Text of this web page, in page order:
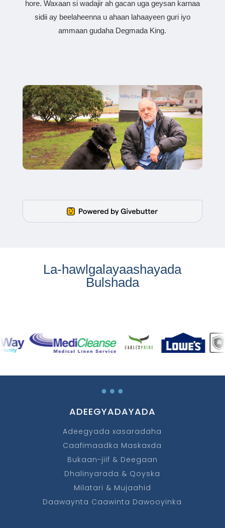
hore. Waxaan si wadajir ah gacan uga geysan karnaa
sidii ay beelaheenna u ahaan lahaayeen guri iyo
ammaan gudaha Degmada King.
La-hawlgalayaashayada
Bulshada
…
ADEEGYADAYADA
Adeegyada xasaradaha
Caafimaadka Maskaxda
Bukaan-jiif & Deegaan
Dhalinyarada & Qoyska
Milatari & Mujaahid
Daawaynta Caawinta Dawooyinka